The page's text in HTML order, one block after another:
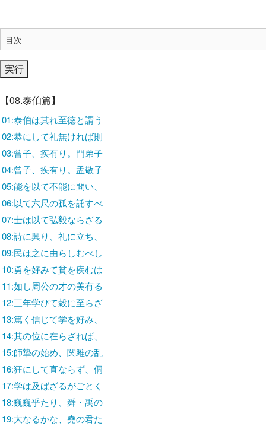
【08.泰伯篇】
01:泰伯は其れ至徳と謂う
02:恭にして礼無ければ則
03:曾子、疾有り。門弟子
04:曾子、疾有り。孟敬子
05:能を以て不能に問い、
06:以て六尺の孤を託すべ
07:士は以て弘毅ならざる
08:詩に興り、礼に立ち、
09:民は之に由らしむべし
10:勇を好みて貧を疾むは
11:如し周公の才の美有る
12:三年学びて穀に至らざ
13:篤く信じて学を好み、
14:其の位に在らざれば、
15:師摯の始め、関雎の乱
16:狂にして直ならず、侗
17:学は及ばざるがごとく
18:巍巍乎たり、舜・禹の
19:大なるかな、堯の君た